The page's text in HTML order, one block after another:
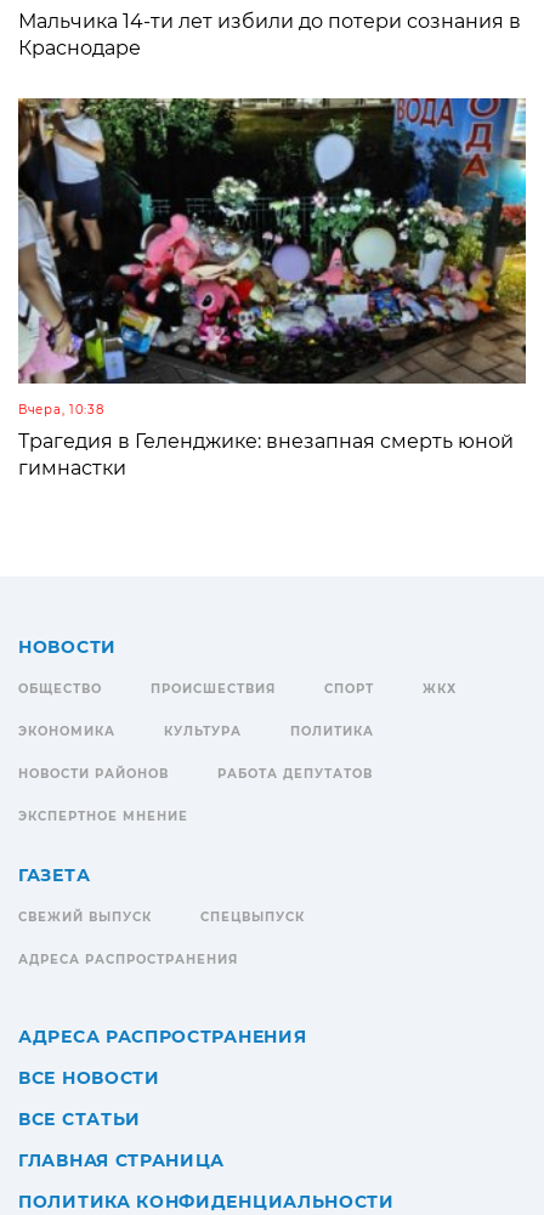
Мальчика 14-ти лет избили до потери сознания в
Краснодаре
Вчера, 10:38
Трагедия в Геленджике: внезапная смерть юной
гимнастки
НОВОСТИ
ОБЩЕСТВО ПРОИСШЕСТВИЯ СПОРТ ЖКХ
ЭКОНОМИКА КУЛЬТУРА ПОЛИТИКА
НОВОСТИ РАЙОНОВ РАБОТА ДЕПУТАТОВ
ЭКСПЕРТНОЕ МНЕНИЕ
ГАЗЕТА
СВЕЖИЙ ВЫПУСК СПЕЦВЫПУСК
АДРЕСА РАСПРОСТРАНЕНИЯ
АДРЕСА РАСПРОСТРАНЕНИЯ
ВСЕ НОВОСТИ
ВСЕ СТАТЬИ
ГЛАВНАЯ СТРАНИЦА
ПОЛИТИКА КОНФИДЕНЦИАЛЬНОСТИ